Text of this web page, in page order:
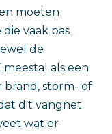
moeten
vaak pas
de
als een
brand, storm- of
dit vangnet
wat er